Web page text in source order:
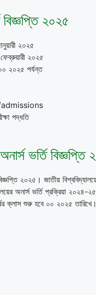
২০২৫
২০২৫
২০২৫
২০২৫ পর্যন্ত
পদ্ধতি
ভর্তি
২০২৫। জাতীয়
অনার্স ভর্তি প্রক্রিয়া
ক্লাস শুরু হবে ০০ ২০২৫